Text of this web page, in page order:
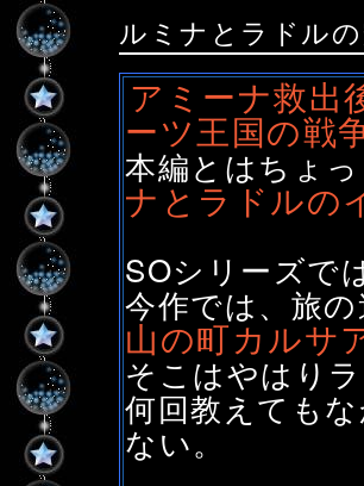
ルミナとラドル
アミーナ救出
ーツ王国の戦
本編とはちょ
ナとラドルの
SOシリーズで
今作では、旅
山の町カルサ
そこはやはりラ
何回教えても
ない。